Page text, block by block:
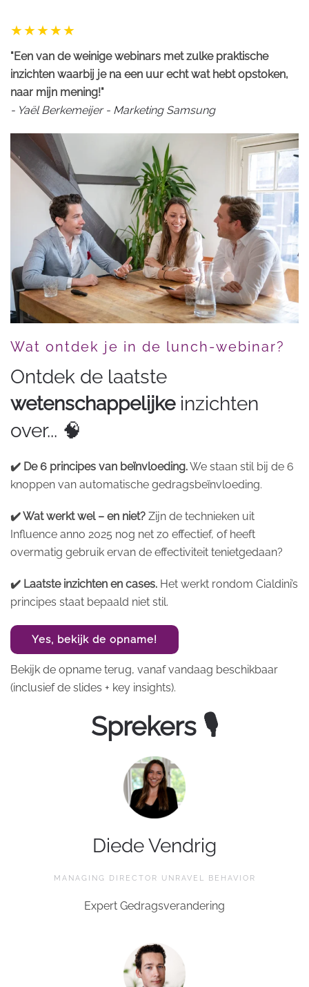
"Een van de weinige webinars met zulke praktische
inzichten waarbij je na een uur echt wat hebt opstoken,
naar mijn mening!"
- Yaël Berkemeijer - Marketing Samsung
Wat ontdek je in de lunch-webinar?
Ontdek de laatste
wetenschappelijkeinzichten
over... 🧠
✔️ De 6 principes van beïnvloeding.We staan stil bij de 6
knoppen van automatische gedragsbeïnvloeding.
✔️ Wat werkt wel – en niet? Zijn de technieken uit
Influence anno 2025 nog net zo effectief, of heeft
overmatig gebruik ervan de effectiviteit tenietgedaan?
✔️ Laatste inzichten en cases. Het werkt rondom Cialdini’s
principes staat bepaald niet stil.
Yes, bekijk de opname!
Bekijk de opname terug, vanaf vandaag beschikbaar
(inclusief de slides + key insights).
Sprekers 🎙
Diede Vendrig
MANAGING DIRECTOR UNRAVEL BEHAVIOR
Expert Gedragsverandering